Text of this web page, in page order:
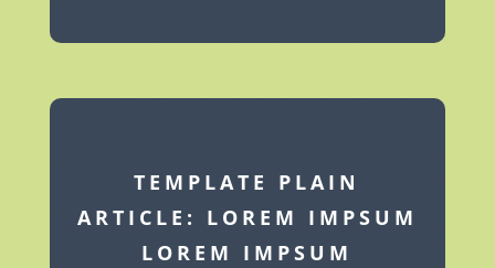
TEMPLATE PLAIN
ARTICLE: LOREM IMPSUM
LOREM IMPSUM